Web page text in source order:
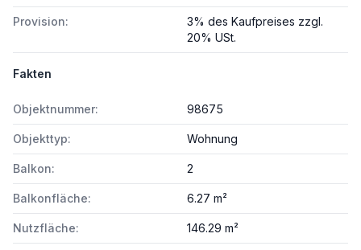
Provision:
3% des Kaufpreises zzgl.
20% USt.
Fakten
Objektnummer: 98675
Objekttyp: Wohnung
Balkon: 2
Balkonfläche: 6.27 m²
Nutzfläche: 146.29 m²